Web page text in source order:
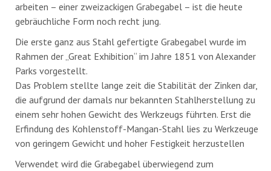
arbeiten – einer zweizackigen Grabegabel – ist die heute
gebräuchliche Form noch recht jung.
Die erste ganz aus Stahl gefertigte Grabegabel wurde im
Rahmen der „Great Exhibition“ im Jahre 1851 von Alexander
Parks vorgestellt.
Das Problem stellte lange zeit die Stabilität der Zinken dar,
die aufgrund der damals nur bekannten Stahlherstellung zu
einem sehr hohen Gewicht des Werkzeugs führten. Erst die
Erfindung des Kohlenstoff-Mangan-Stahl lies zu Werkzeuge
von geringem Gewicht und hoher Festigkeit herzustellen
Verwendet wird die Grabegabel überwiegend zum